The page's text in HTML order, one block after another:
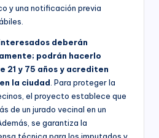
y una notificación previa
deberán
podrán hacerlo
21 y 75 años y acrediten
la ciudad . Para proteger la
el proyecto establece que
de un jurado vecinal en un
se garantiza la
técnica para los imputados y